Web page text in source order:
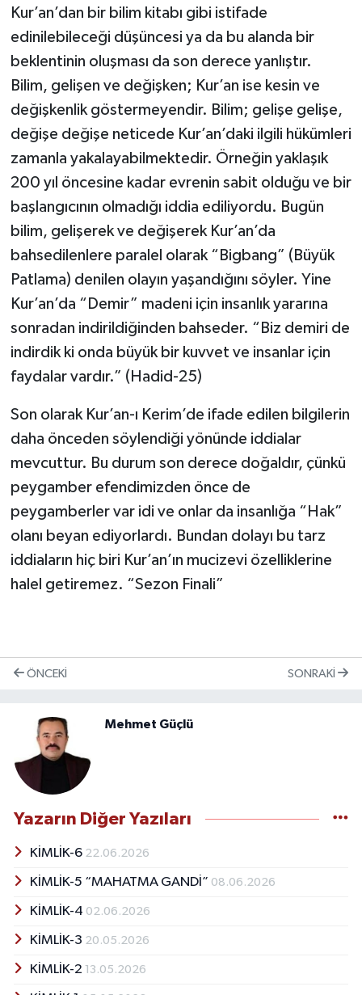
Kur’an’dan bir bilim kitabı gibi istifade
edinilebileceği düşüncesi ya da bu alanda bir
beklentinin oluşması da son derece yanlıştır.
Bilim, gelişen ve değişken; Kur’an ise kesin ve
değişkenlik göstermeyendir. Bilim; gelişe gelişe,
değişe değişe neticede Kur’an’daki ilgili hükümleri
zamanla yakalayabilmektedir. Örneğin yaklaşık
200 yıl öncesine kadar evrenin sabit olduğu ve bir
başlangıcının olmadığı iddia ediliyordu. Bugün
bilim, gelişerek ve değişerek Kur’an’da
bahsedilenlere paralel olarak “Bigbang” (Büyük
Patlama) denilen olayın yaşandığını söyler. Yine
Kur’an’da “Demir” madeni için insanlık yararına
sonradan indirildiğinden bahseder. “Biz demiri de
indirdik ki onda büyük bir kuvvet ve insanlar için
faydalar vardır.” (Hadid-25)
Son olarak Kur’an-ı Kerim’de ifade edilen bilgilerin
daha önceden söylendiği yönünde iddialar
mevcuttur. Bu durum son derece doğaldır, çünkü
peygamber efendimizden önce de
peygamberler var idi ve onlar da insanlığa “Hak”
olanı beyan ediyorlardı. Bundan dolayı bu tarz
iddiaların hiç biri Kur’an’ın mucizevi özelliklerine
halel getiremez. “Sezon Finali”
ÖNCEKI SONRAKI
Mehmet Güçlü
Yazarın Diğer Yazıları
KİMLİK-6 22.06.2026
KİMLİK-5 “MAHATMA GANDİ” 08.06.2026
KİMLİK-4 02.06.2026
KİMLİK-3 20.05.2026
KİMLİK-2 13.05.2026